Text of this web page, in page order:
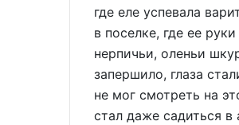
где еле успевала
в поселке, где ее
нерпичьи, оленьи
запершило, глаза
не мог смотреть на
стал даже садиться